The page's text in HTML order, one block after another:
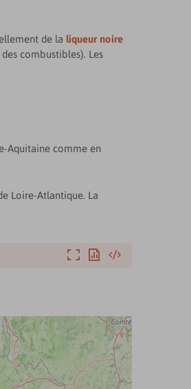
de la liqueur noire
combustibles). Les
Aquitaine comme en
Loire-Atlantique. La
AgrandirExporterIntégrer